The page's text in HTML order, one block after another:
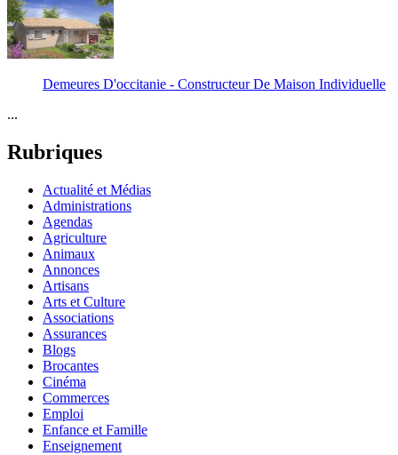
Demeures D'occitanie - Constructeur De Maison Individuelle
...
Rubriques
Actualité et Médias
Administrations
Agendas
Agriculture
Animaux
Annonces
Artisans
Arts et Culture
Associations
Assurances
Blogs
Brocantes
Cinéma
Commerces
Emploi
Enfance et Famille
Enseignement